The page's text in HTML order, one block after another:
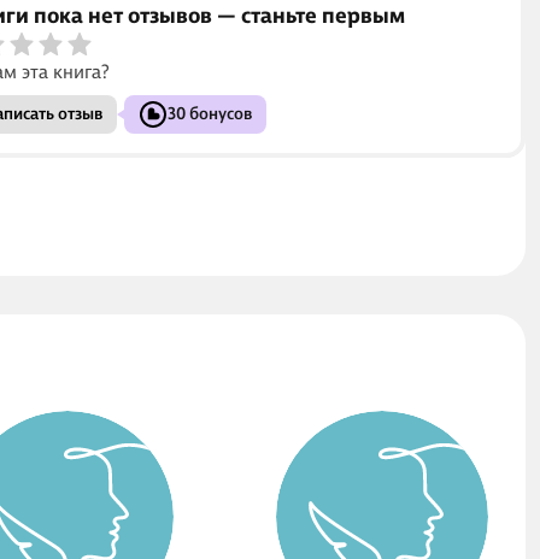
пока нет отзывов — станьте первым
эта книга?
отзыв 30 бонусов